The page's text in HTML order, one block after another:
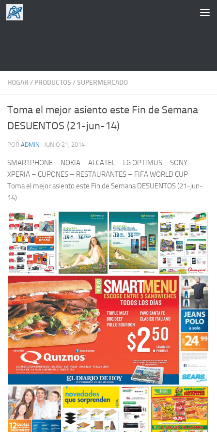
Saltar al contenido
HOGAR / PRODUCTOS /SUPERMERCADO
Toma el mejor asiento este Fin de Semana
DESUENTOS (21-jun-14)
POR ADMIN · JUNIO 21, 2014
SMARTPHONE – NOKIA – ALCATEL – LG OPTIMUS – SONY
XPERIA – CUPONES – RESTAURANTES – FIFA WORLD CUP
Toma el mejor asiento este Fin de Semana DESUENTOS (21-jun-
14)